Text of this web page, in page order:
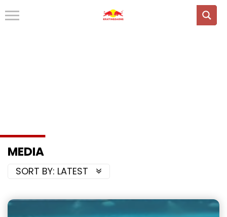
MEDIA
SORT BY: LATEST